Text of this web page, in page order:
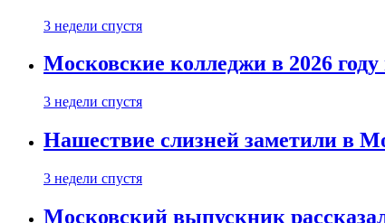
3 недели спустя
Московские колледжи в 2026
3 недели спустя
Нашествие слизней заметили в
3 недели спустя
Московский выпускник